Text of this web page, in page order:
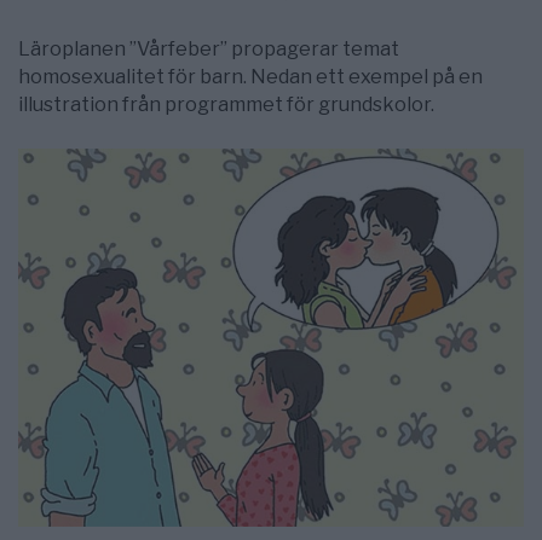
Läroplanen ”Vårfeber” propagerar temat
homosexualitet för barn. Nedan ett exempel på en
illustration från programmet för grundskolor.